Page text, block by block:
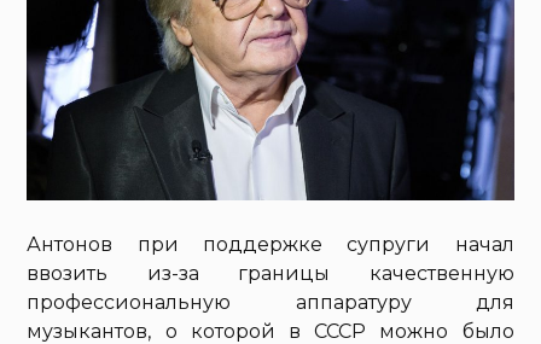
Антонов при поддержке супруги начал
ввозить из-за границы качественную
профессиональную аппаратуру для
музыкантов, о которой в СССР можно было